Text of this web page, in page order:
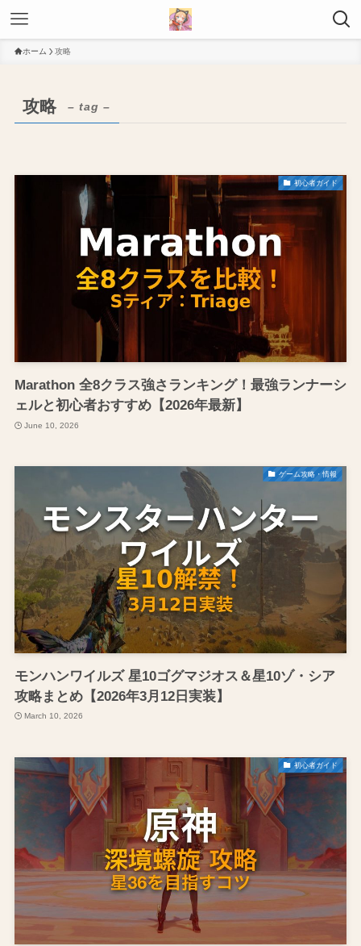
ホーム 攻略
攻略 – tag –
初心者ガイド
Marathon 全8クラス強さランキング！最強ランナーシ
ェルと初心者おすすめ【2026年最新】
June 10, 2026
ゲーム攻略・情報
モンハンワイルズ 星10ゴグマジオス＆星10ゾ・シア
攻略まとめ【2026年3月12日実装】
March 10, 2026
初心者ガイド